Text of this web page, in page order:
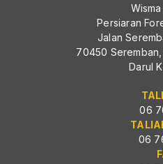
Wisma
Persiaran
Jalan
70450
Darul
06
06